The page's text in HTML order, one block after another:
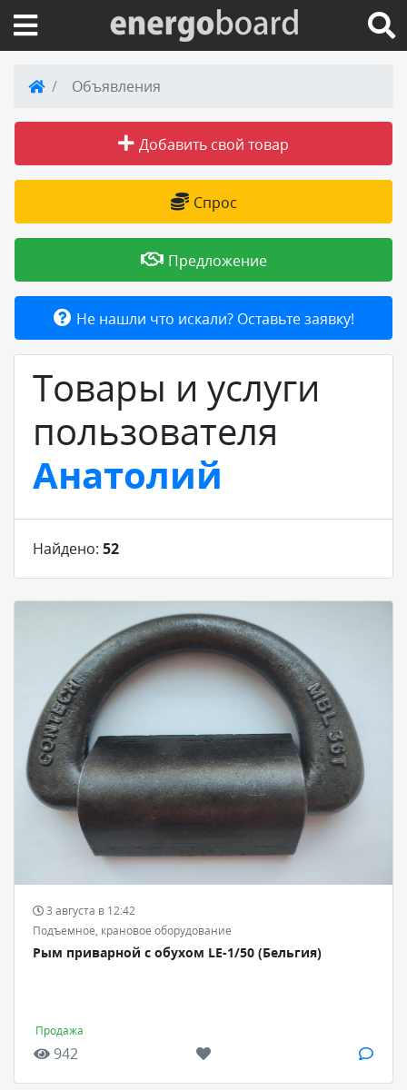
Вход на сайт
Поиск по сайту
Публикации
Справка
Товары и услуги
Добавить товар или услугу
Объявления
Добавить свой товар
Спрос
Предложение
Не нашли что искали? Оставьте заявку!
Товары и услуги
пользователя
Анатолий
Найдено: 52
3 августа в 12:42
Подъемное, крановое оборудование
Рым приварной с обухом LE-1/50 (Бельгия)
Продажа
942